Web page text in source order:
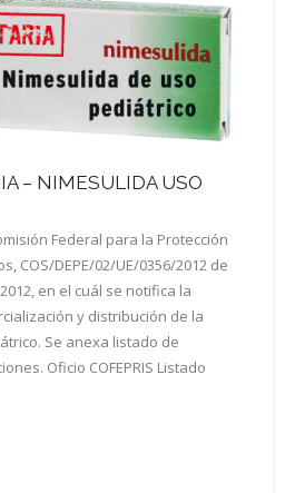
– NIMESULIDA USO
Federal para la Protección
COS/DEPE/02/UE/0356/2012 de
en el cuál se notifica la
y distribución de la
Se anexa listado de
Oficio COFEPRIS Listado